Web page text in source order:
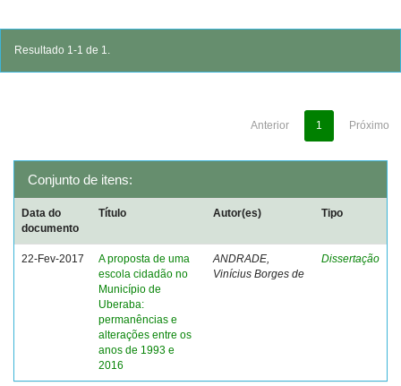
Resultado 1-1 de 1.
Anterior 1 Próximo
Conjunto de itens:
Data do
documento
Título Autor(es) Tipo
22-Fev-2017
A proposta de uma
escola cidadão no
Município de
Uberaba:
permanências e
alterações entre os
anos de 1993 e
2016
ANDRADE,
Vinícius Borges de
Dissertação